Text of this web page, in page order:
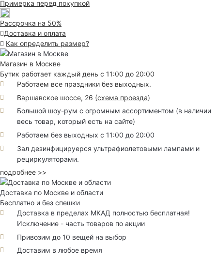
Примерка перед покупкой
Рассрочка на 50%
Доставка и оплата
Как определить размер?
Магазин в Москве
Бутик работает каждый день с 11:00 до 20:00
Работаем все праздники без выходных.
Варшавское шоссе, 26 (схема проезда)
Большой шоу-рум с огромным ассортиментом (в наличии
весь товар, который есть на сайте)
Работаем без выходных с 11:00 до 20:00
Зал дезинфицируерся ультрафиолетовыми лампами и
рециркуляторами.
подробнее >>
Доставка по Москве и области
Бесплатно и без спешки
Доставка в пределах МКАД полностью бесплатная!
Исключение - часть товаров по акции
Привозим до 10 вещей на выбор
Доставим в любое время